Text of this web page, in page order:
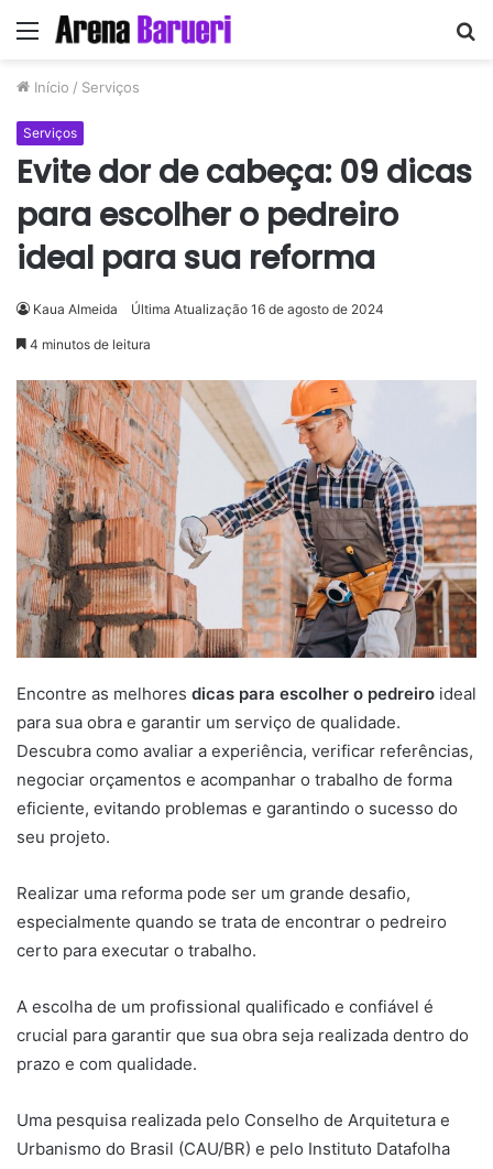
Menu
Início / Serviços
Serviços
Evite dor de cabeça: 09 dicas
para escolher o pedreiro
ideal para sua reforma
Kaua Almeida Última Atualização 16 de agosto de 2024
4 minutos de leitura
Encontre as melhores dicas para escolher o pedreiro ideal
para sua obra e garantir um serviço de qualidade.
Descubra como avaliar a experiência, verificar referências,
negociar orçamentos e acompanhar o trabalho de forma
eficiente, evitando problemas e garantindo o sucesso do
seu projeto.
Realizar uma reforma pode ser um grande desafio,
especialmente quando se trata de encontrar o pedreiro
certo para executar o trabalho.
A escolha de um profissional qualificado e confiável é
crucial para garantir que sua obra seja realizada dentro do
prazo e com qualidade.
Uma pesquisa realizada pelo Conselho de Arquitetura e
Urbanismo do Brasil (CAU/BR) e pelo Instituto Datafolha